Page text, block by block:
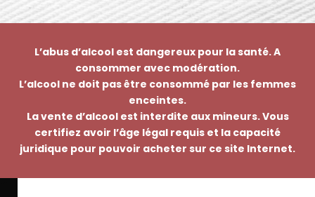
L’abus d’alcool est dangereux pour la santé. A
consommer avec modération.
L’alcool ne doit pas être consommé par les femmes
enceintes.
La vente d’alcool est interdite aux mineurs. Vous
certifiez avoir l’âge légal requis et la capacité
juridique pour pouvoir acheter sur ce site Internet.